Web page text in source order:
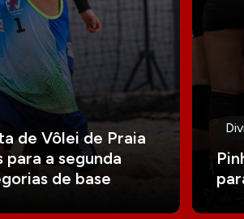
de Vôlei de Praia
a segunda
de base